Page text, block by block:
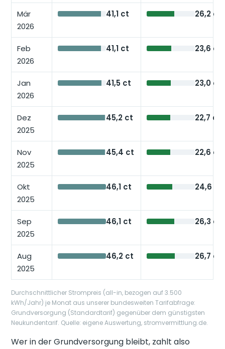
Mär
2026
41,1 ct 26,2 ct
Feb
2026
41,1 ct 23,6 ct
Jan
2026
41,5 ct 23,0 ct
Dez
2025
45,2 ct 22,7 ct
Nov
2025
45,4 ct 22,6 ct
Okt
2025
46,1 ct 24,6 ct
Sep
2025
46,1 ct 26,3 ct
Aug
2025
46,2 ct 26,7 ct
Durchschnittlicher Strompreis (all-in, bezogen auf 3.500
kWh/Jahr) je Monat aus unserer bundesweiten Tarifabfrage:
Grundversorgung (Standardtarif) gegenüber dem günstigsten
Neukundentarif. Quelle: eigene Auswertung, stromvermittlung.de.
Wer in der Grundversorgung bleibt, zahlt also